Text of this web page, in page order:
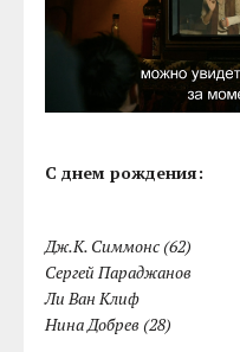
С днем рождения:
Дж.К. Симмонс (62)
Сергей Параджанов
Ли Ван Клиф
Нина Добрев (28)